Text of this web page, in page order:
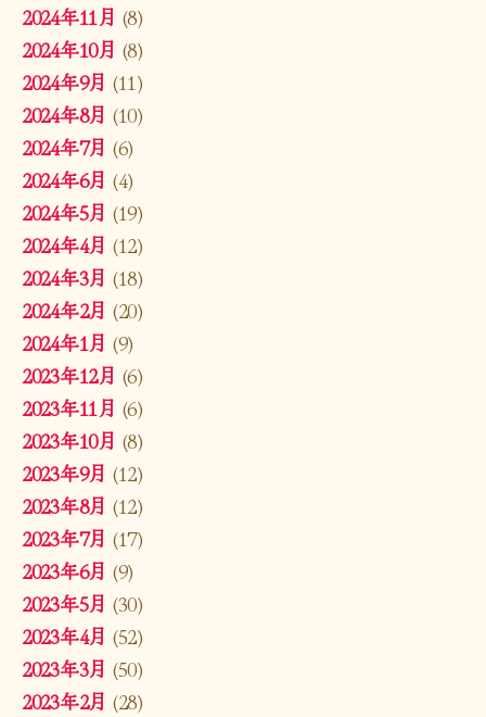
2024年11月 (8)
2024年10月 (8)
2024年9月 (11)
2024年8月 (10)
2024年7月 (6)
2024年6月 (4)
2024年5月 (19)
2024年4月 (12)
2024年3月 (18)
2024年2月 (20)
2024年1月 (9)
2023年12月 (6)
2023年11月 (6)
2023年10月 (8)
2023年9月 (12)
2023年8月 (12)
2023年7月 (17)
2023年6月 (9)
2023年5月 (30)
2023年4月 (52)
2023年3月 (50)
2023年2月 (28)